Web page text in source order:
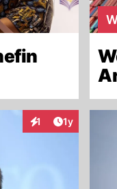
1
Interaktionen
Artikel
1y